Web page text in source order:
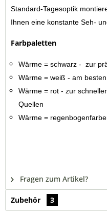
Standard-Tagesoptik
Ihnen eine konstante Seh-
Farbpaletten
Wärme = schwarz - zur
Wärme = weiß - am
Wärme = rot - zur
Quellen
Wärme =
Fragen zum Artikel?
Zubehör 3